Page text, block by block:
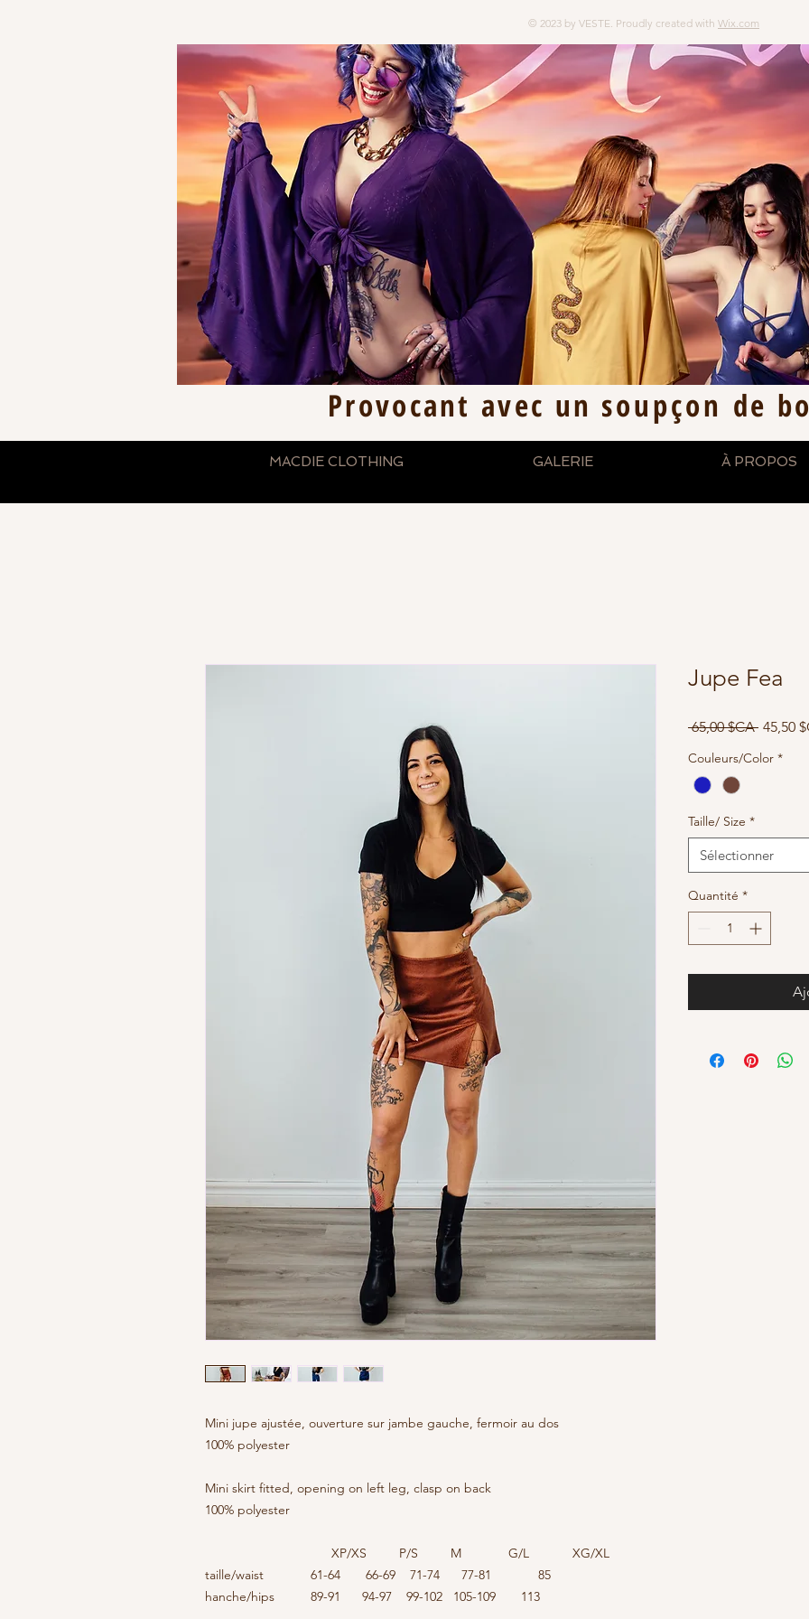
© 2023 by VESTE. Proudly created with Wix.com
Provocant avec un soupçon de
MACDIE CLOTHING GALERIE À PROPOS
Mini jupe ajustée, ouverture sur jambe gauche, fermoir au dos
100% polyester
Mini skirt fitted, opening on left leg, clasp on back
100% polyester
XP/XS P/S M G/L XG/XL
taille/waist 61-64 66-69 71-74 77-81 85
hanche/hips 89-91 94-97 99-102 105-109 113
Jupe Fea
65,00 $CA Prix
45,50
Couleurs/Color *
Taille/ Size *
Sélectionner
Quantité *